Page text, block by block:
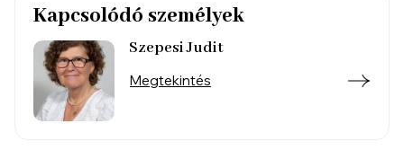
Kapcsolódó személyek
Szepesi Judit
Megtekintés